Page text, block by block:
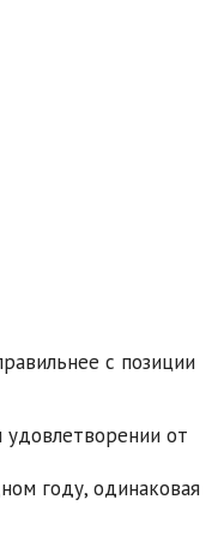
с позиции
от
году, одинаковая